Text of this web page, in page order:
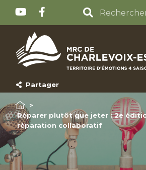
Partager
>
Réparer plutôt que jeter : 2e
réparation collaboratif